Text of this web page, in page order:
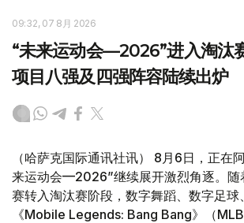
09:32, 07 8月 2026
“未来运动会—2026”进入淘汰
项目八强及四强阵容陆续出炉
（哈萨克国际通讯社讯） 8月6日，正在
来运动会—2026”继续展开激烈角逐。随
赛转入淘汰赛阶段，数字舞蹈、数字足球
《Mobile Legends: Bang Bang》（